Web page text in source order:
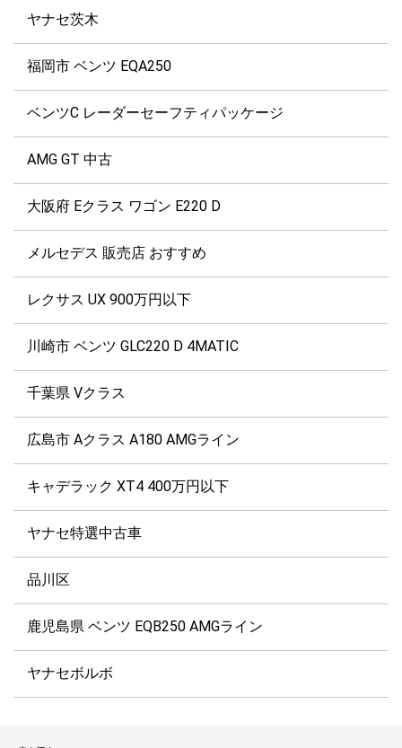
ヤナセ茨木
福岡市 ベンツ EQA250
ベンツC レーダーセーフティパッケージ
AMG GT 中古
大阪府 Eクラス ワゴン E220 D
メルセデス 販売店 おすすめ
レクサス UX 900万円以下
川崎市 ベンツ GLC220 D 4MATIC
千葉県 Vクラス
広島市 Aクラス A180 AMGライン
キャデラック XT4 400万円以下
ヤナセ特選中古車
品川区
鹿児島県 ベンツ EQB250 AMGライン
ヤナセボルボ